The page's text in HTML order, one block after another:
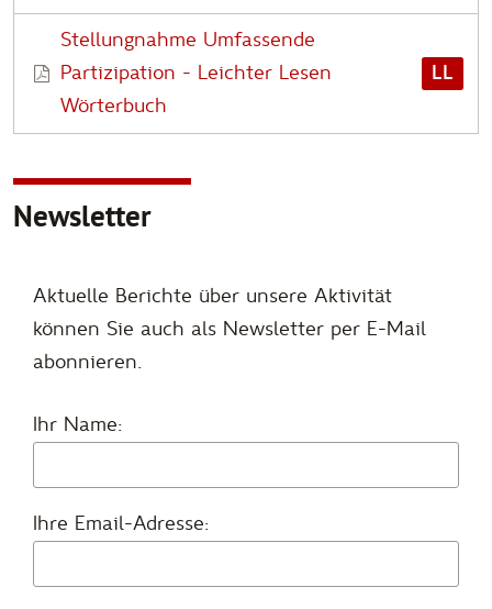
Stellungnahme Umfassende
Partizipation - Leichter Lesen
Wörterbuch
LL
Newsletter
Aktuelle Berichte über unsere Aktivität
können Sie auch als Newsletter per E-Mail
abonnieren.
Ihr Name:
Ihre Email-Adresse: